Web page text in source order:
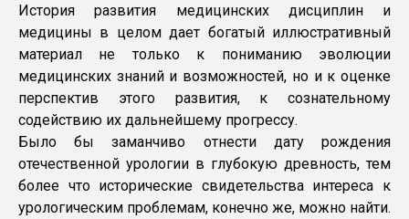
История развития медицинских дисциплин и
медицины в целом дает богатый иллюстративный
материал не только к пониманию эволюции
медицинских знаний и возможностей, но и к оценке
перспектив этого развития, к сознательному
содействию их дальнейшему прогрессу.
Было бы заманчиво отнести дату рождения
отечественной урологии в глубокую древность, тем
более что исторические свидетельства интереса к
урологическим проблемам, конечно же, можно найти.